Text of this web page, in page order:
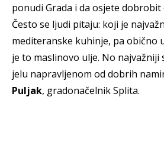
ponudi Grada i da osjete
Često se ljudi pitaju: koji je
mediteranske kuhinje, pa obično
je to maslinovo ulje. No najvažniji
jelu napravljenom od dobrih
Puljak, gradonačelnik Splita.